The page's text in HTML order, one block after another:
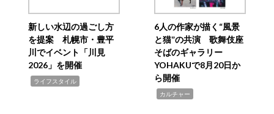
新しい水辺の過ごし方
を提案 札幌市・豊平
川でイベント「川見
2026」を開催
ライフスタイル
6人の作家が描く“風景
と猫”の共演 歌舞伎座
そばのギャラリー
YOHAKUで8月20日か
ら開催
カルチャー